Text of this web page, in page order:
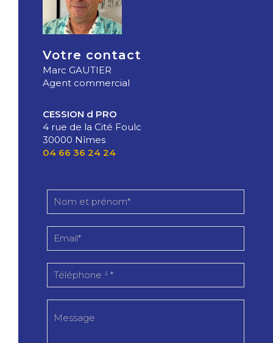
Votre contact
Marc GAUTIER
Agent commercial
CESSION d PRO
4 rue de la Cité Foulc
30000 Nîmes
04 66 36 24 24